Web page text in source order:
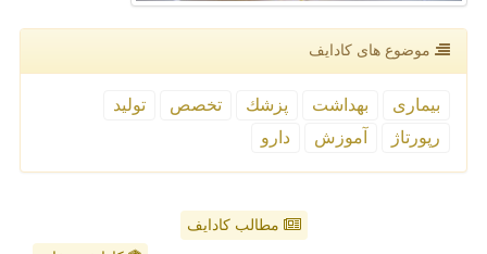
موضوع های كادایف
بیماری بهداشت پزشك تخصص
تولید
رپورتاژ
آموزش دارو
مطالب کادایف